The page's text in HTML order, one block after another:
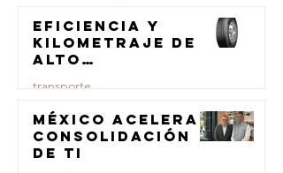
Eficiencia y
kilometraje de
alto
para el
transporte de
carga
transporte
23 jul
México acelera
consolidación
de TI